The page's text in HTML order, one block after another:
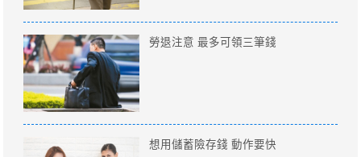
勞退注意 最多可領三筆錢
想用儲蓄險存錢 動作要快